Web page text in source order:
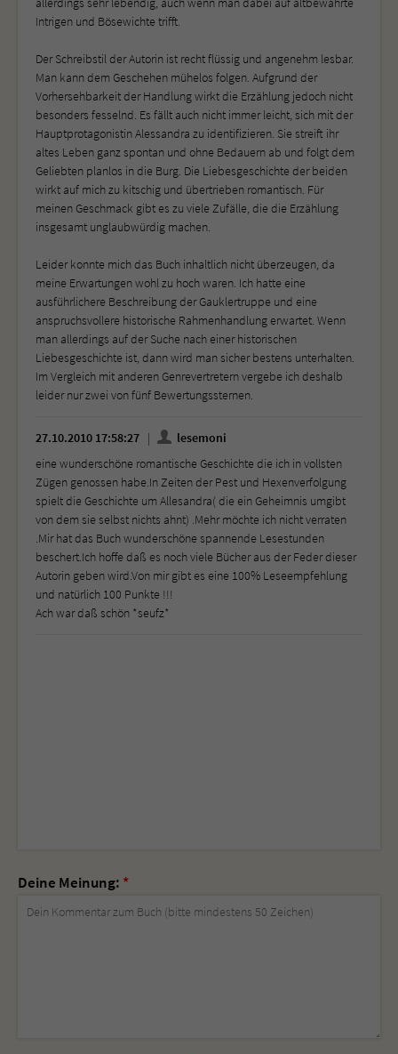
Intrigen und Bösewichte trifft.
Der Schreibstil der Autorin ist recht flüssig und angenehm lesbar.
Man kann dem Geschehen mühelos folgen. Aufgrund der
Vorhersehbarkeit der Handlung wirkt die Erzählung jedoch nicht
besonders fesselnd. Es fällt auch nicht immer leicht, sich mit der
Hauptprotagonistin Alessandra zu identifizieren. Sie streift ihr
altes Leben ganz spontan und ohne Bedauern ab und folgt dem
Geliebten planlos in die Burg. Die Liebesgeschichte der beiden
wirkt auf mich zu kitschig und übertrieben romantisch. Für
meinen Geschmack gibt es zu viele Zufälle, die die Erzählung
insgesamt unglaubwürdig machen.
Leider konnte mich das Buch inhaltlich nicht überzeugen, da
meine Erwartungen wohl zu hoch waren. Ich hatte eine
ausführlichere Beschreibung der Gauklertruppe und eine
anspruchsvollere historische Rahmenhandlung erwartet. Wenn
man allerdings auf der Suche nach einer historischen
Liebesgeschichte ist, dann wird man sicher bestens unterhalten.
Im Vergleich mit anderen Genrevertretern vergebe ich deshalb
leider nur zwei von fünf Bewertungssternen.
27.10.2010 17:58:27
lesemoni
eine wunderschöne romantische Geschichte die ich in vollsten
Zügen genossen habe.In Zeiten der Pest und Hexenverfolgung
spielt die Geschichte um Allesandra( die ein Geheimnis umgibt
von dem sie selbst nichts ahnt) .Mehr möchte ich nicht verraten
.Mir hat das Buch wunderschöne spannende Lesestunden
beschert.Ich hoffe daß es noch viele Bücher aus der Feder dieser
Autorin geben wird.Von mir gibt es eine 100% Leseempfehlung
und natürlich 100 Punkte !!!
Ach war daß schön *seufz*
Deine Meinung: *